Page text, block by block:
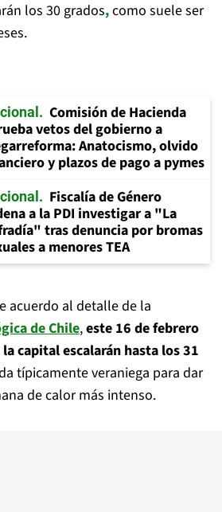
los 30 grados,como suele ser
Comisión de Hacienda
vetos del gobierno a
Anatocismo, olvido
y plazos de pago a pymes
Fiscalía de Género
a la PDI investigar a "La
tras denuncia por bromas
a menores TEA
acuerdo al detalle de la
de Chile,este 16 de febrero
capital escalarán hasta los 31
típicamente veraniega para dar
de calor más intenso.